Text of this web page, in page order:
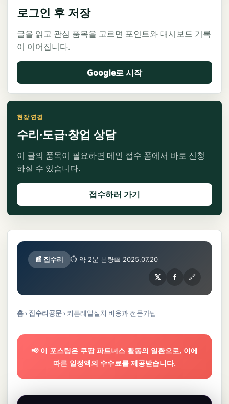
로그인 후 저장
글을 읽고 관심 품목을 고르면 포인트와 대시보드 기록
이 이어집니다.
Google로 시작
현장 연결
수리·도급·창업 상담
이 글의 품목이 필요하면 메인 접수 폼에서 바로 신청
하실 수 있습니다.
접수하러 가기
📰 집수리 ⏱ 약 2분 분량📅 2025.07.20
𝕏 f 🔗
홈› 집수리공문› 커튼레일설치 비용과 전문가팁
📢 이 포스팅은 쿠팡 파트너스 활동의 일환으로, 이에
따른 일정액의 수수료를 제공받습니다.